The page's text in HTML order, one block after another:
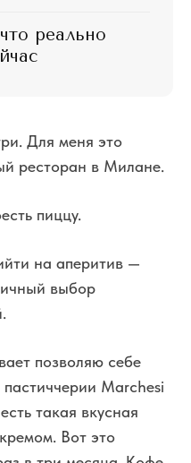
реально
Для меня это
ресторан в Милане.
пиццу.
на аперитив —
выбор
позволяю себе
Marchesi
такая вкусная
Вот это